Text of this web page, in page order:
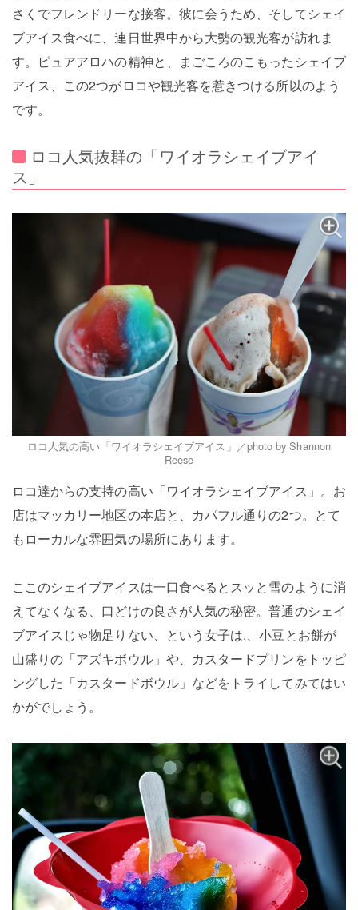
さくでフレンドリーな接客。彼に会うため、そしてシェイ
ブアイス食べに、連日世界中から大勢の観光客が訪れま
す。ピュアアロハの精神と、まごころのこもったシェイブ
アイス、この2つがロコや観光客を惹きつける所以のよう
です。
ロコ人気抜群の「ワイオラシェイブアイ
ス」
ロコ人気の高い「ワイオラシェイブアイス」／photo by Shannon
Reese
ロコ達からの支持の高い「ワイオラシェイブアイス」。お
店はマッカリー地区の本店と、カパフル通りの2つ。とて
もローカルな雰囲気の場所にあります。
ここのシェイブアイスは一口食べるとスッと雪のように消
えてなくなる、口どけの良さが人気の秘密。普通のシェイ
ブアイスじゃ物足りない、という女子は.、小豆とお餅が
山盛りの「アズキボウル」や、カスタードプリンをトッピ
ングした「カスタードボウル」などをトライしてみてはい
かがでしょう。